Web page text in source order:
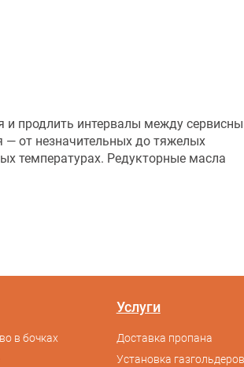
и продлить интервалы между
от незначительных до тяжелых
температурах. Редукторные масла
в бочках
Услуги
Доставка пропана
Установка газгольдеров